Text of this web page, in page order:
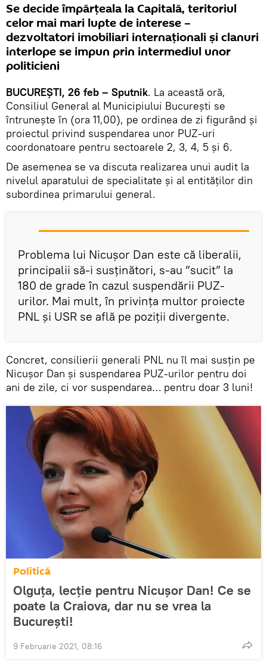
Se decide împărțeala la Capitală, teritoriul
celor mai mari lupte de interese –
dezvoltatori imobiliari internaționali și clanuri
interlope se impun prin intermediul unor
politicieni
BUCUREȘTI, 26 feb – Sputnik. La această oră,
Consiliul General al Municipiului Bucureşti se
întrunește în (ora 11,00), pe ordinea de zi figurând și
proiectul privind suspendarea unor PUZ-uri
coordonatoare pentru sectoarele 2, 3, 4, 5 şi 6.
De asemenea se va discuta realizarea unui audit la
nivelul aparatului de specialitate şi al entităţilor din
subordinea primarului general.
Problema lui Nicușor Dan este că liberalii,
principalii să-i susținători, s-au ”sucit” la
180 de grade în cazul suspendării PUZ-
urilor. Mai mult, în privința multor proiecte
PNL și USR se află pe poziții divergente.
Concret, consilierii generali PNL nu îl mai susțin pe
Nicușor Dan și suspendarea PUZ-urilor pentru doi
ani de zile, ci vor suspendarea… pentru doar 3 luni!
Politică
Olguța, lecție pentru Nicușor Dan! Ce se
poate la Craiova, dar nu se vrea la
București!
9 Februarie 2021, 08:16